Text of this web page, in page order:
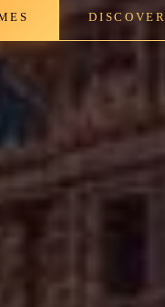
సమావేశ
యొక్క హిందూ ఆరాధన
ఎదుగుతున్న
విలువలతో
సాధకులను
నిలుపుకుంటుంది.
ఆలయం వంటి